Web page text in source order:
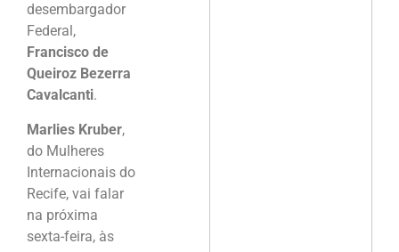
desembargador
Federal,
Francisco de
Queiroz Bezerra
Cavalcanti.
Marlies Kruber,
do Mulheres
Internacionais do
Recife, vai falar
na próxima
sexta-feira, às